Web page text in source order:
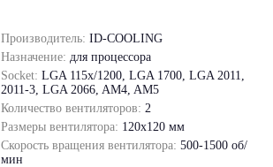
Производитель: ID-COOLING
Назначение: для процессора
Socket: LGA 115x/1200, LGA 1700, LGA 2011,
2011-3, LGA 2066, AM4, AM5
Количество вентиляторов: 2
Размеры вентилятора: 120x120 мм
Скорость вращения вентилятора: 500-1500 об/
мин